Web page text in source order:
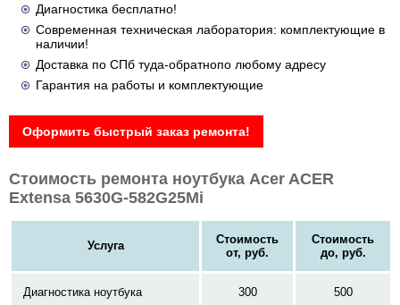
Диагностика бесплатно!
Современная техническая лаборатория: комплектующие в
наличии!
Доставка по СПб туда-обратнопо любому адресу
Гарантия на работы и комплектующие
Оформить быстрый заказ ремонта!
Стоимость ремонта ноутбука Acer ACER
Extensa 5630G-582G25Mi
Услуга
Стоимость
от, руб.
Стоимость
до, руб.
Диагностика ноутбука 300 500